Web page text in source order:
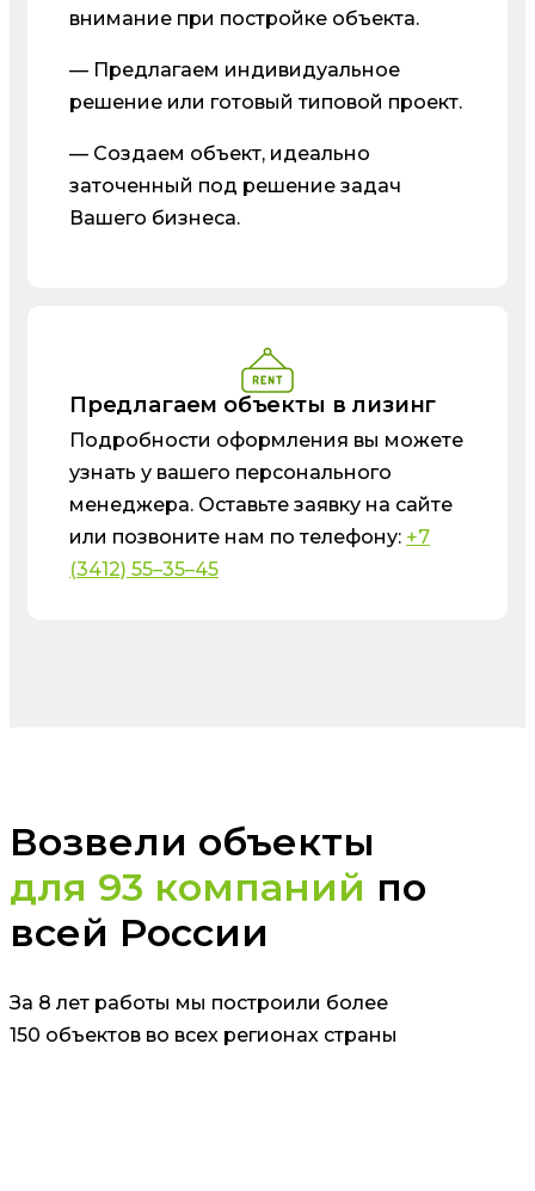
внимание при постройке объекта.
— Предлагаем индивидуальное
решение или готовый типовой проект.
— Создаем объект, идеально
заточенный под решение задач
Вашего бизнеса.
Предлагаем объекты в лизинг
Подробности оформления вы можете
узнать у вашего персонального
менеджера. Оставьте заявку на сайте
или позвоните нам по телефону: +7
(3412) 55–35–45
Возвели объекты
для 93 компаний по
всей России
За 8 лет работы мы построили более
150 объектов во всех регионах страны